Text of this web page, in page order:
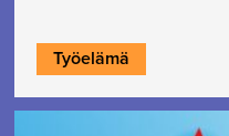
Työelämä